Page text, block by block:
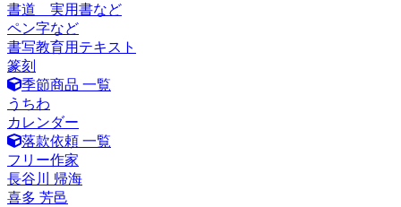
書道 実用書など
ペン字など
書写教育用テキスト
篆刻
季節商品 一覧
うちわ
カレンダー
落款依頼 一覧
フリー作家
長谷川 帰海
喜多 芳邑